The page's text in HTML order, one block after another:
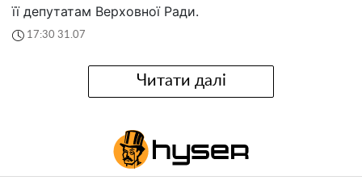
її депутатам Верховної Ради.
17:30 31.07
Читати далі